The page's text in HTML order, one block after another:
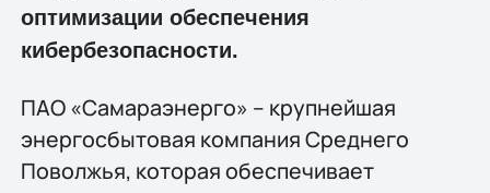
оптимизации обеспечения
кибербезопасности.
ПАО «Самараэнерго» – крупнейшая
энергосбытовая компания Среднего
Поволжья, которая обеспечивает